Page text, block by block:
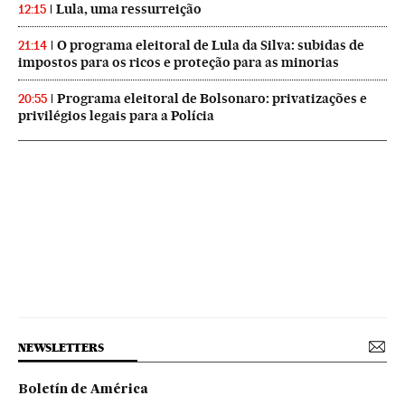
12:15 Lula, uma ressurreição
21:14
O programa eleitoral de Lula da Silva: subidas de
impostos para os ricos e proteção para as minorias
20:55
Programa eleitoral de Bolsonaro: privatizações e
privilégios legais para a Polícia
NEWSLETTERS
Boletín de América